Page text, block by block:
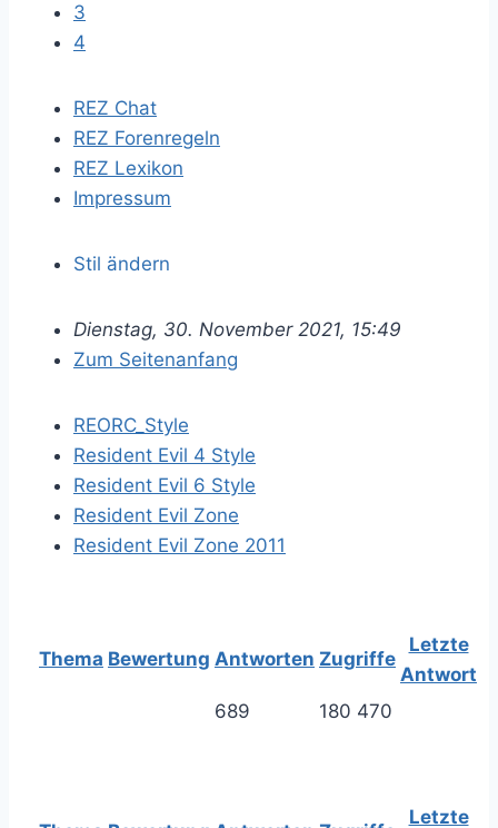
3
4
REZ Chat
REZ Forenregeln
REZ Lexikon
Impressum
Stil ändern
Dienstag, 30. November 2021, 15:49
Zum Seitenanfang
REORC_Style
Resident Evil 4 Style
Resident Evil 6 Style
Resident Evil Zone
Resident Evil Zone 2011
Thema Bewertung Antworten Zugriffe
Letzte
Antwort
689
180 470
Letzte